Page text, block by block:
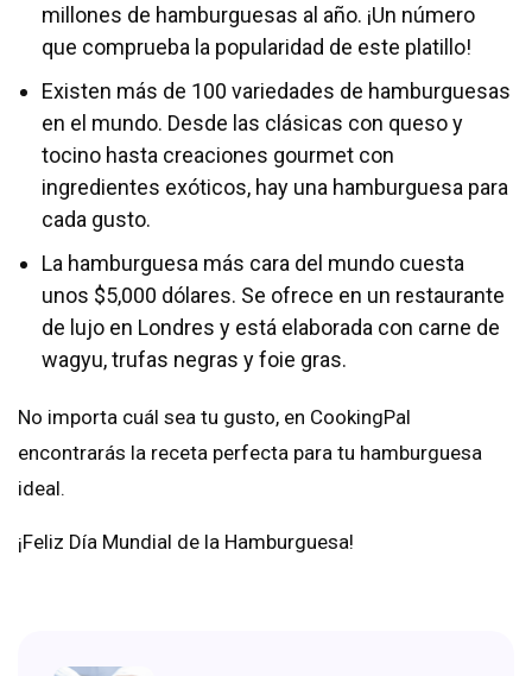
millones de hamburguesas al año. ¡Un número
que comprueba la popularidad de este platillo!
Existen más de 100 variedades de hamburguesas
en el mundo. Desde las clásicas con queso y
tocino hasta creaciones gourmet con
ingredientes exóticos, hay una hamburguesa para
cada gusto.
La hamburguesa más cara del mundo cuesta
unos $5,000 dólares. Se ofrece en un restaurante
de lujo en Londres y está elaborada con carne de
wagyu, trufas negras y foie gras.
No importa cuál sea tu gusto, en CookingPal
encontrarás la receta perfecta para tu hamburguesa
ideal.
¡Feliz Día Mundial de la Hamburguesa!